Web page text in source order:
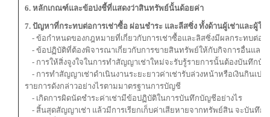
6. หลักเกณฑ์และข้อบ่งชี้ที่แสดงว่าสินทรัพย์นั้นด้อยค่า
7. ปัญหาที่กระทบต่อการเช่าซื้อ ผ่อนชำระ และลีสซิ่ง ทั้งด้านผู้เช่าและผู้ให้
- ข้อกำหนดของกฎหมายที่เกี่ยวกับการเช่าซื้อและลิสซิ่งมีผลกระทบต่อ
- ข้อปฏิบัติที่ต้องพิจารณาเกี่ยวกับการขายสินทรัพย์ให้กับกิจการอื่นและ
- การให้สิ่งจูงใจในการทำสัญญาเช่าใหม่จะรับรู้รายการนั้นต้องบันทึกบั
- การทำสัญญาเช่าดำเนินงานระยะยาวค่าเช่ารับล่วงหน้าหรือเงินกินเป
รายการดังกล่าวอย่างไรตามมาตรฐานการบัญชี
- เกิดการผิดนัดชำระค่าเช่ามีข้อปฏิบัติในการบันทึกบัญชีอย่างไร
- สิ้นสุดสัญญาเช่า แล้วมีการเรียกเก็บค่าเสียหายจากทรัพย์สิน จะบันทึกร